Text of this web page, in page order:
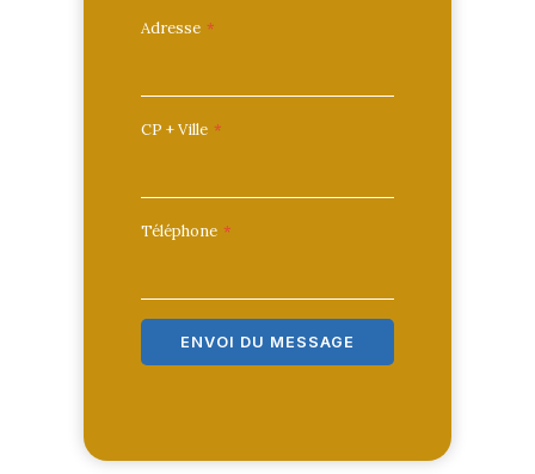
Adresse *
CP + Ville *
Téléphone *
ENVOI DU MESSAGE